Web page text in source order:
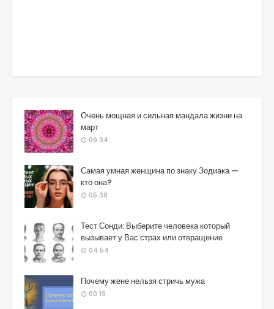
Очень мощная и сильная мандала жизни на
март
09:34
Самая умная женщина по знаку Зодиака —
кто она?
05:38
Тест Сонди: Выберите человека который
вызывает у Вас страх или отвращение
04:54
Почему жене нельзя стричь мужа
00:19